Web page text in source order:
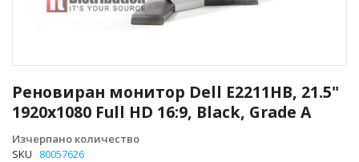
Реновиран монитор Dell E2211HB, 21.5"
1920x1080 Full HD 16:9, Black, Grade A
Изчерпано количество
SKU
80057626
към
началото
на
галерия
със